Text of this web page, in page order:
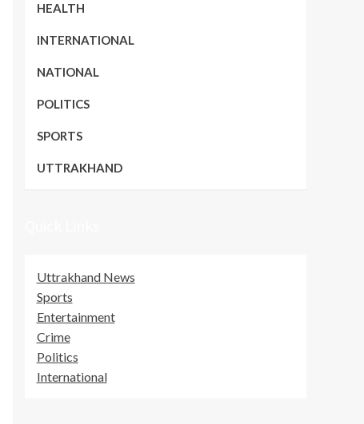
HEALTH
INTERNATIONAL
NATIONAL
POLITICS
SPORTS
UTTRAKHAND
Uttrakhand News
Sports
Entertainment
Crime
Politics
International